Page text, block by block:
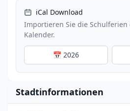
iCal Download
Importieren Sie die
Kalender.
📅 2026
Stadtinformationen